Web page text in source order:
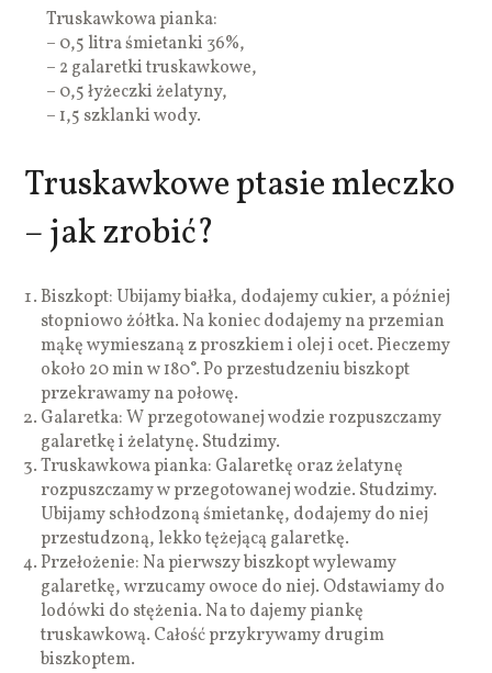
Truskawkowa pianka:
– 0,5 litra śmietanki 36%,
– 2 galaretki truskawkowe,
– 0,5 łyżeczki żelatyny,
– 1,5 szklanki wody.
Truskawkowe ptasie mleczko
– jak zrobić?
Biszkopt: Ubijamy białka, dodajemy cukier, a później
stopniowo żółtka. Na koniec dodajemy na przemian
mąkę wymieszaną z proszkiem i olej i ocet. Pieczemy
około 20 min w 180°. Po przestudzeniu biszkopt
przekrawamy na połowę.
Galaretka: W przegotowanej wodzie rozpuszczamy
galaretkę i żelatynę. Studzimy.
Truskawkowa pianka: Galaretkę oraz żelatynę
rozpuszczamy w przegotowanej wodzie. Studzimy.
Ubijamy schłodzoną śmietankę, dodajemy do niej
przestudzoną, lekko tężejącą galaretkę.
Przełożenie: Na pierwszy biszkopt wylewamy
galaretkę, wrzucamy owoce do niej. Odstawiamy do
lodówki do stężenia. Na to dajemy piankę
truskawkową. Całość przykrywamy drugim
biszkoptem.